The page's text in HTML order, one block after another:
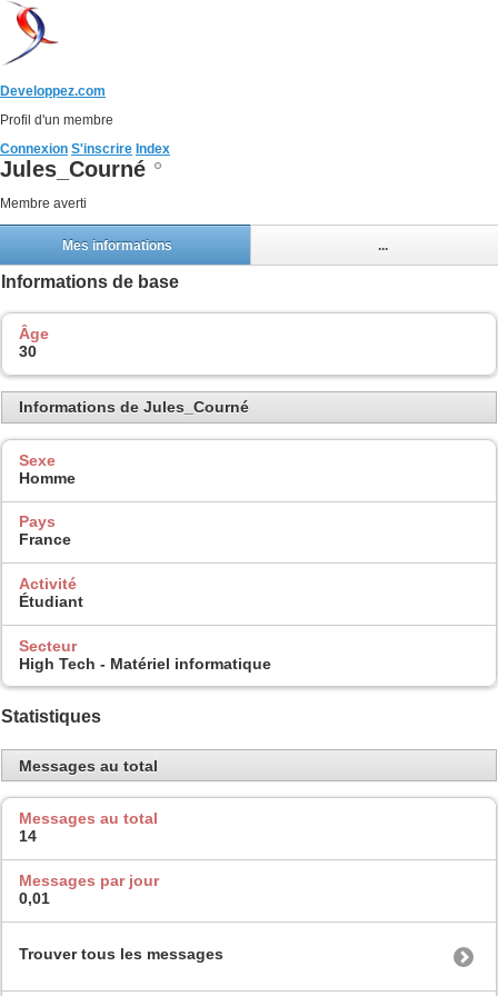
Developpez.com
Profil d'un membre
Connexion S'inscrire Index
Jules_Courné
Membre averti
Mes informations ...
Informations de base
Âge
30
Informations de Jules_Courné
Sexe
Homme
Pays
France
Activité
Étudiant
Secteur
High Tech - Matériel informatique
Statistiques
Messages au total
Messages au total
14
Messages par jour
0,01
Trouver tous les messages